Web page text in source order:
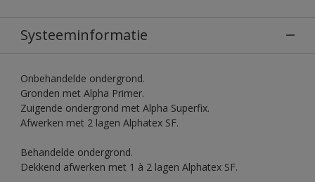
Systeeminformatie
Onbehandelde ondergrond.
Gronden met Alpha Primer.
Zuigende ondergrond met Alpha Superfix.
Afwerken met 2 lagen Alphatex SF.
Behandelde ondergrond.
Dekkend afwerken met 1 à 2 lagen Alphatex SF.